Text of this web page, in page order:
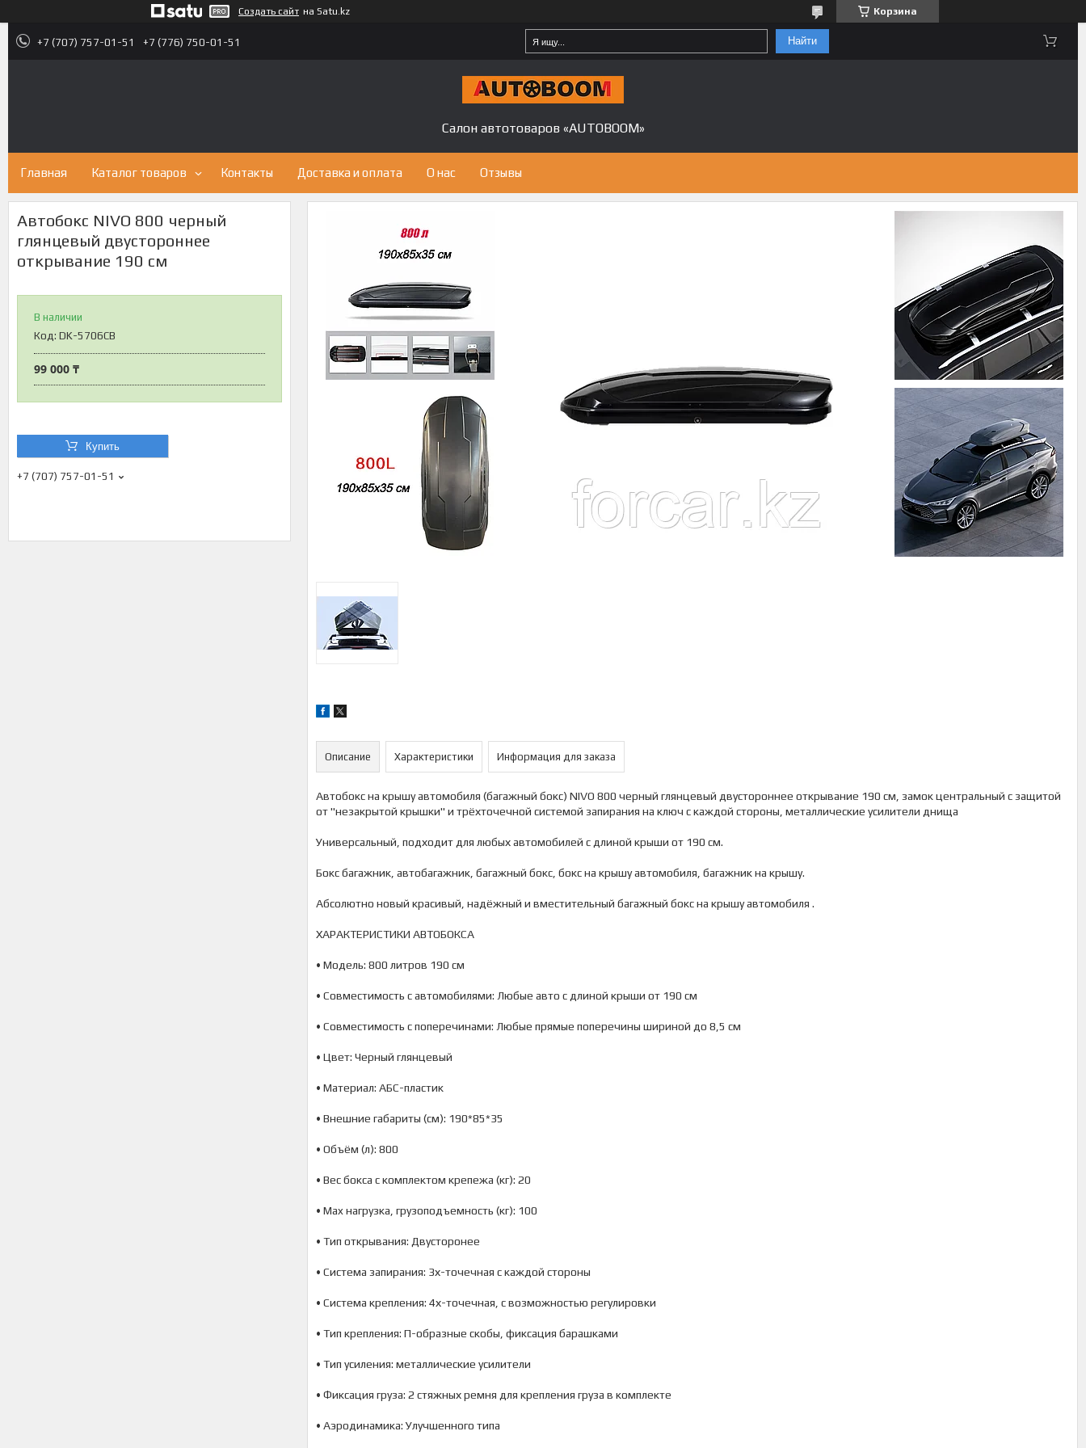
Создать сайт на Satu.kz Корзина
+7 (707) 757-01-51 +7 (776) 750-01-51 Найти
Салон автотоваров «AUTOBOOM»
Главная Каталог товаров Контакты Доставка и оплата О нас Отзывы
Автобокс NIVO 800 черный
глянцевый двустороннее
открывание 190 см
В наличии
Код: DK-5706CB
99 000 ₸
Купить
+7 (707) 757-01-51
Описание Характеристики Информация для заказа
Автобокс на крышу автомобиля (багажный бокс) NIVO 800 черный глянцевый двустороннее открывание 190 см, замок центральный с защитой
от "незакрытой крышки" и трёхточечной системой запирания на ключ с каждой стороны, металлические усилители днища
Универсальный, подходит для любых автомобилей с длиной крыши от 190 см.
Бокс багажник, автобагажник, багажный бокс, бокс на крышу автомобиля, багажник на крышу.
Абсолютно новый красивый, надёжный и вместительный багажный бокс на крышу автомобиля .
ХАРАКТЕРИСТИКИ АВТОБОКСА
• Модель: 800 литров 190 см
• Совместимость с автомобилями: Любые авто с длиной крыши от 190 см
• Совместимость с поперечинами: Любые прямые поперечины шириной до 8,5 см
• Цвет: Черный глянцевый
• Материал: АБС-пластик
• Внешние габариты (см): 190*85*35
• Объём (л): 800
• Вес бокса с комплектом крепежа (кг): 20
• Max нагрузка, грузоподъемность (кг): 100
• Тип открывания: Двусторонее
• Система запирания: 3х-точечная с каждой стороны
• Система крепления: 4х-точечная, с возможностью регулировки
• Тип крепления: П-образные скобы, фиксация барашками
• Тип усиления: металлические усилители
• Фиксация груза: 2 стяжных ремня для крепления груза в комплекте
• Аэродинамика: Улучшенного типа